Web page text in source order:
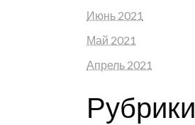
Июнь 2021
Май 2021
Апрель 2021
Рубрики